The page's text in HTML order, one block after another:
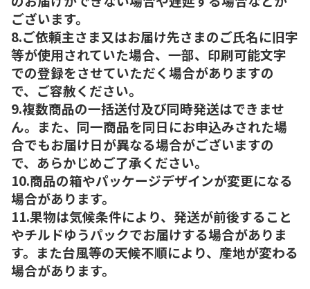
ございます。
8.ご依頼主さま又はお届け先さまのご氏名に旧字
等が使用されていた場合、一部、印刷可能文字
での登録をさせていただく場合がありますの
で、ご容赦ください。
9.複数商品の一括送付及び同時発送はできませ
ん。また、同一商品を同日にお申込みされた場
合でもお届け日が異なる場合がございますの
で、あらかじめご了承ください。
10.商品の箱やパッケージデザインが変更になる
場合があります。
11.果物は気候条件により、発送が前後すること
やチルドゆうパックでお届けする場合がありま
す。また台風等の天候不順により、産地が変わる
場合があります。